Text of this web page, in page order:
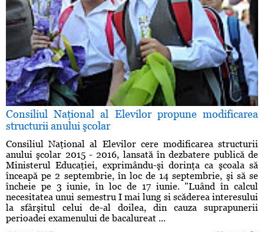
Consiliul Naţional al Elevilor propune modificarea
structurii anului şcolar
Consiliul Naţional al Elevilor cere modificarea structurii
anului şcolar 2015 - 2016, lansată în dezbatere publică de
Ministerul Educaţiei, exprimându-şi dorinţa ca şcoala să
înceapă pe 2 septembrie, în loc de 14 septembrie, şi să se
încheie pe 3 iunie, în loc de 17 iunie. "Luând în calcul
necesitatea unui semestru I mai lung si scăderea interesului
la sfârşitul celui de-al doilea, din cauza suprapunerii
perioadei examenului de bacalureat ...